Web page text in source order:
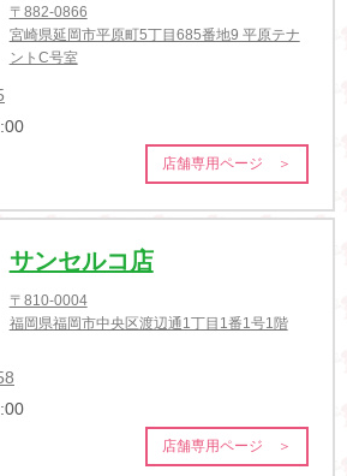
〒882-0866
宮崎県延岡市平原町5丁目685番地9 平原テナ
ントC号室
店舗専用ページ ＞
サンセルコ店
〒810-0004
福岡県福岡市中央区渡辺通1丁目1番1号1階
店舗専用ページ ＞